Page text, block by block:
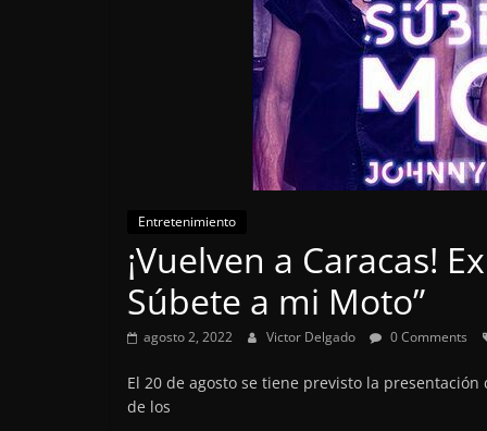
Entretenimiento
¡Vuelven a Caracas!
Súbete a mi Moto”
agosto 2, 2022 Victor Delgado 0 Comments
El 20 de agosto se tiene previsto la
de los